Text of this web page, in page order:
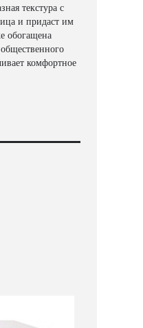
текстура с
и придаст им
обогащена
комфортное